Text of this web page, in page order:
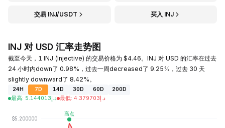
交易 INJ/USDT 买入 INJ
INJ 对 USD 汇率走势图
截至今天，1 INJ (Injective) 的交易价格为 $4.46。INJ 对 USD 的汇率在过去
24 小时内down了 0.98%，过去一周decreased了 9.25%，过去 30 天
slightly downward了 8.42%。
24H 7D 14D 30D 60D
200D
最高: د.إ5.144013 最低: د.إ4.379703